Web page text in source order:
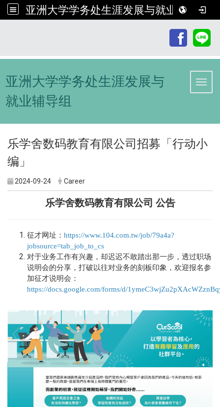
亚洲大学学务处生涯发展与就业辅导组
亚洲大学学务处生涯发展与
就业辅导组
乐学舍数码教育有限公司招募「行动小
编」
2024-09-24 Career
乐学舍数码教育有限公司 公告
征才网址： https://www.104.com.tw/job/79a4a?
jobsource=tab_job_to_cs
对于业务工作有兴趣，却迟迟不敢踏出那一步，透过职场
说明会的分享，打破以往对业务的刻板印象，欢迎报名参
加征才说明会：
https://docs.google.com/forms/d/